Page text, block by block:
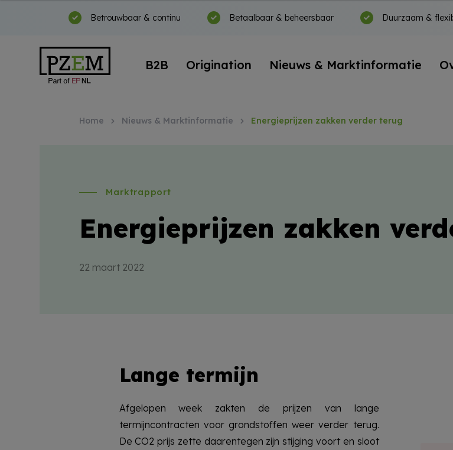
Betrouwbaar & continu Betaalbaar & beheersbaar Duurzaam &
B2B Origination Nieuws & Marktinformatie
Home Nieuws & Marktinformatie Energieprijzen zakken verder terug
Marktrapport
Energieprijzen zakken
22 maart 2022
Lange termijn
Afgelopen week zakten de prijzen van lange
termijncontracten voor grondstoffen weer verder terug.
De CO2 prijs zette daarentegen zijn stijging voort en sloot